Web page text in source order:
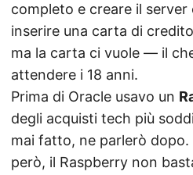
completo e creare il server
inserire una carta di
ma la carta ci vuole — il
attendere i 18 anni.
Prima di Oracle usavo un
degli acquisti tech più
mai fatto, ne parlerò dopo.
però, il Raspberry non